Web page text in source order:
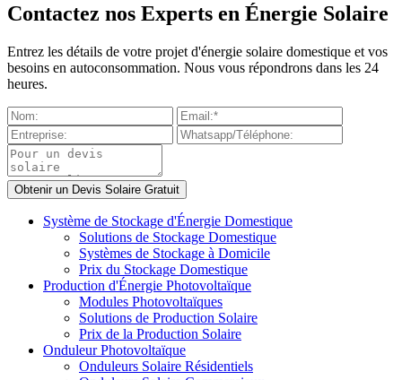
Contactez nos Experts en Énergie Solaire
Entrez les détails de votre projet d'énergie solaire domestique et vos
besoins en autoconsommation. Nous vous répondrons dans les 24
heures.
Système de Stockage d'Énergie Domestique
Solutions de Stockage Domestique
Systèmes de Stockage à Domicile
Prix du Stockage Domestique
Production d'Énergie Photovoltaïque
Modules Photovoltaïques
Solutions de Production Solaire
Prix de la Production Solaire
Onduleur Photovoltaïque
Onduleurs Solaire Résidentiels